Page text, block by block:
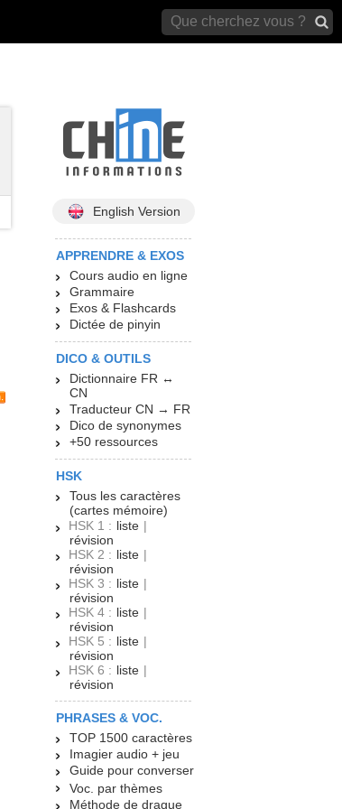
English Version
APPRENDRE & EXOS
Cours audio en ligne
Grammaire
Exos & Flashcards
Dictée de pinyin
DICO & OUTILS
Dictionnaire FR ↔
CN
Traducteur CN → FR
Dico de synonymes
+50 ressources
HSK
Tous les caractères
(cartes mémoire)
HSK 1 : liste |
révision
HSK 2 : liste |
révision
HSK 3 : liste |
révision
HSK 4 : liste |
révision
HSK 5 : liste |
révision
HSK 6 : liste |
révision
PHRASES & VOC.
TOP 1500 caractères
Imagier audio + jeu
Guide pour converser
Voc. par thèmes
Méthode de drague